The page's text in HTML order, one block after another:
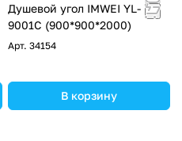
Душевой угол IMWEI YL-
9001C (900*900*2000)
Арт. 34154
В корзину